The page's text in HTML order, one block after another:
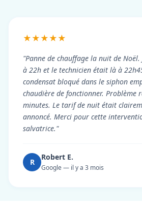
★★★★★
"Panne de chauffage la nuit de Noël.
à 22h et le technicien était là à
condensat bloqué dans le siphon
chaudière de fonctionner. Problème
minutes. Le tarif de nuit était
annoncé. Merci pour cette
salvatrice."
R
Robert E.
Google — il y a 3 mois